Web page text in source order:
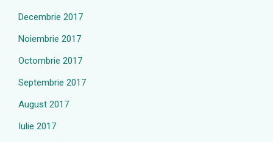
Decembrie 2017
Noiembrie 2017
Octombrie 2017
Septembrie 2017
August 2017
Iulie 2017